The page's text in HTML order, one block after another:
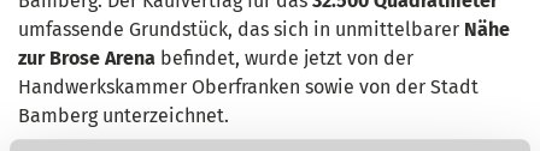
umfassende Grundstück, das sich in unmittelbarer Nähe
zur Brose Arena befindet, wurde jetzt von der
Handwerkskammer Oberfranken sowie von der Stadt
Bamberg unterzeichnet.